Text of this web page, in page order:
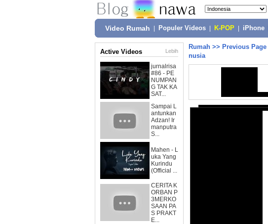
Video Rumah Populer Videos K-POP iPhone
Active Videos Lebih
jurnalrisa
#86 - PE
NUMPAN
G TAK KA
SAT...
Sampai L
antunkan
Adzan! Ir
manputra
S...
Mahen - L
uka Yang
Kurindu
(Official ...
CERITA K
ORBAN P
3MERKO
SAAN PA
S PRAKT
E...
Rumah >> Previous Page
nusia